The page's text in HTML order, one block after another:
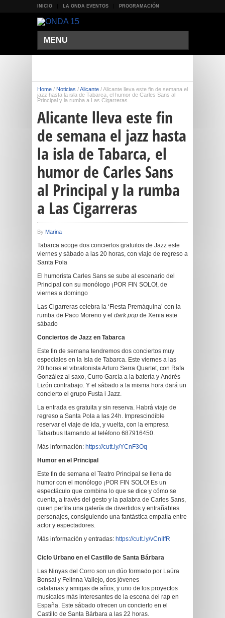
INICIO LA ONDA EVENTOS PROGRAMACIÓN
MENU
Home / Noticias /Alicante /Alicante lleva este fin de semana el
jazz hasta la isla de Tabarca, el humor de Carles Sans al
Principal y la rumba a Las Cigarreras
Alicante lleva este fin
de semana el jazz hasta
la isla de Tabarca, el
humor de Carles Sans
al Principal y la rumba
a Las Cigarreras
By Marina
Tabarca acoge dos conciertos gratuitos de Jazz este
viernes y sábado a las 20 horas, con viaje de regreso a
Santa Pola
El humorista Carles Sans se sube al escenario del
Principal con su monólogo ¡POR FIN SOLO!, de
viernes a domingo
Las Cigarreras celebra la ‘Fiesta Premáquina’ con la
rumba de Paco Moreno y el dark pop de Xenia este
sábado
Conciertos de Jazz en Tabarca
Este fin de semana tendremos dos conciertos muy
especiales en la Isla de Tabarca. Este viernes a las
20 horas el vibrafonista Arturo Serra Quartet, con Rafa
González al saxo, Curro García a la batería y Andrés
Lizón contrabajo. Y el sábado a la misma hora dará un
concierto el grupo Fusta i Jazz.
La entrada es gratuita y sin reserva. Habrá viaje de
regreso a Santa Pola a las 24h. Imprescindible
reservar el viaje de ida, y vuelta, con la empresa
Tabarbus llamando al teléfono 687916450.
Más información: https://cutt.ly/YCnF3Oq
Humor en el Principal
Este fin de semana el Teatro Principal se llena de
humor con el monólogo ¡POR FIN SOLO! Es un
espectáculo que combina lo que se dice y cómo se
cuenta, a través del gesto y la palabra de Carles Sans,
quien perfila una galería de divertidos y entrañables
personajes, consiguiendo una fantástica empatía entre
actor y espectadores.
Más información y entradas: https://cutt.ly/vCnIlfR
Ciclo Urbano en el Castillo de Santa Bárbara
Las Ninyas del Corro son un dúo formado por Laüra
Bonsai y Felinna Vallejo, dos jóvenes
catalanas y amigas de años, y uno de los proyectos
musicales más interesantes de la escena del rap en
España. Este sábado ofrecen un concierto en el
Castillo de Santa Bárbara a las 22 horas.